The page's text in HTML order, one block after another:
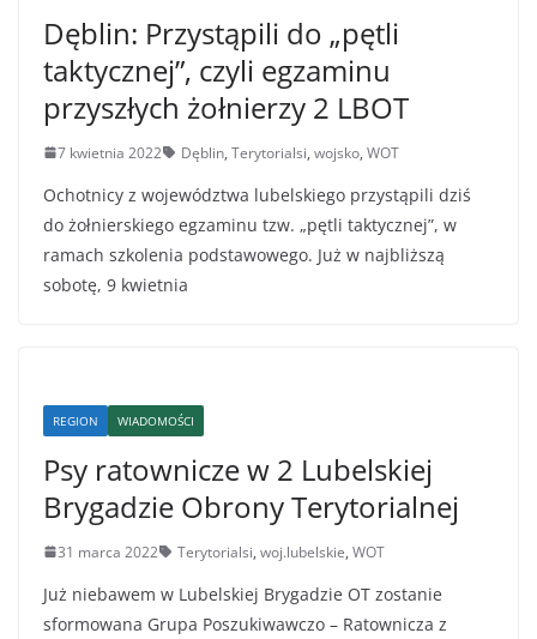
Dęblin: Przystąpili do „pętli
taktycznej”, czyli egzaminu
przyszłych żołnierzy 2 LBOT
7 kwietnia 2022 Dęblin, Terytorialsi, wojsko, WOT
Ochotnicy z województwa lubelskiego przystąpili dziś
do żołnierskiego egzaminu tzw. „pętli taktycznej”, w
ramach szkolenia podstawowego. Już w najbliższą
sobotę, 9 kwietnia
REGION WIADOMOŚCI
Psy ratownicze w 2 Lubelskiej
Brygadzie Obrony Terytorialnej
31 marca 2022 Terytorialsi, woj.lubelskie, WOT
Już niebawem w Lubelskiej Brygadzie OT zostanie
sformowana Grupa Poszukiwawczo – Ratownicza z